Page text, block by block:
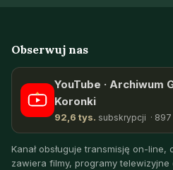
Obserwuj nas
YouTube · Archiwum
Koronki
92,6 tys. subskrypcji ·
Kanał obsługuje transmisję on-
zawiera filmy, programy telewizyjne